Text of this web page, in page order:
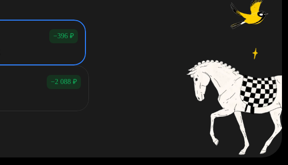
−396 ₽
−2 088 ₽